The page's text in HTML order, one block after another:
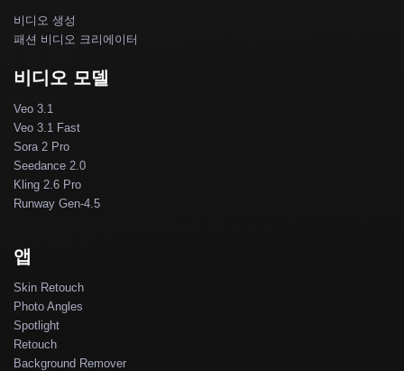
비디오 생성
패션 비디오 크리에이터
비디오 모델
Veo 3.1
Veo 3.1 Fast
Sora 2 Pro
Seedance 2.0
Kling 2.6 Pro
Runway Gen-4.5
앱
Skin Retouch
Photo Angles
Spotlight
Retouch
Background Remover